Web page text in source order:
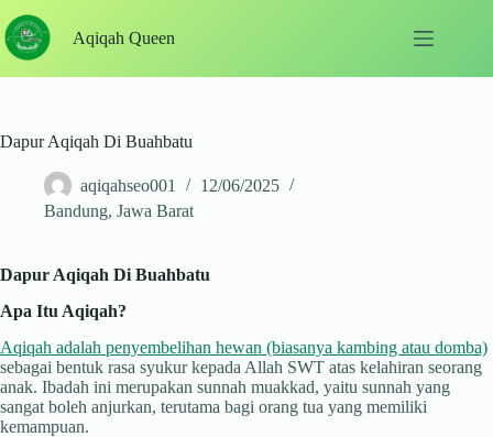
to
content
Aqiqah Queen
Dapur Aqiqah Di Buahbatu
aqiqahseo001
12/06/2025
Bandung, Jawa Barat
Dapur Aqiqah Di Buahbatu
Apa Itu Aqiqah?
Aqiqah adalah penyembelihan hewan (biasanya kambing atau domba)
sebagai bentuk rasa syukur kepada Allah SWT atas kelahiran seorang
anak. Ibadah ini merupakan sunnah muakkad, yaitu sunnah yang
sangat boleh anjurkan, terutama bagi orang tua yang memiliki
kemampuan.